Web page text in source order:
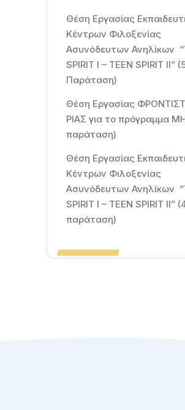
Θέση Εργασίας
Κέντρων Φιλοξενίας
Ασυνόδευτων Ανηλίκων
SPIRIT I – TEEN SPIRIT II”
Παράταση)
Θέση Εργασίας
ΡΙΑΣ για το πρόγραμμα
παράταση)
Θέση Εργασίας
Κέντρων Φιλοξενίας
Ασυνόδευτων Ανηλίκων
SPIRIT I – TEEN SPIRIT II”
παράταση)